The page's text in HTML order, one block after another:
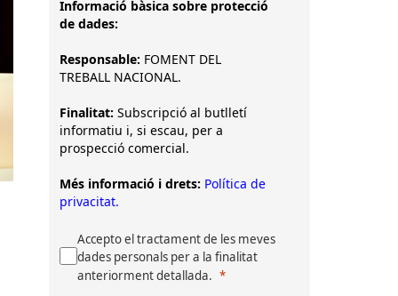
Informació bàsica sobre protecció
de dades:
Responsable: FOMENT DEL
TREBALL NACIONAL.
Finalitat: Subscripció al butlletí
informatiu i, si escau, per a
prospecció comercial.
Més informació i drets: Política de
privacitat.
Accepto el tractament de les meves
dades personals per a la finalitat
anteriorment detallada.